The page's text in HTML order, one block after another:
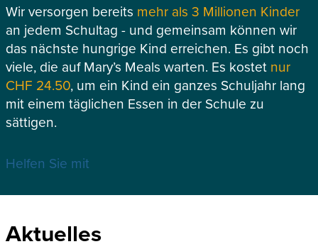
Wir versorgen bereits mehr als 3 Millionen Kinder
an jedem Schultag - und gemeinsam können wir
das nächste hungrige Kind erreichen. Es gibt noch
viele, die auf Mary’s Meals warten. Es kostet nur
CHF 24.50, um ein Kind ein ganzes Schuljahr lang
mit einem täglichen Essen in der Schule zu
sättigen.
Helfen Sie mit
Aktuelles